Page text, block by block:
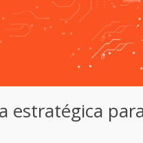
estratégica